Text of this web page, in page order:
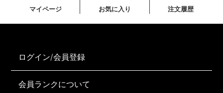
マイページ お気に入り 注文履歴
ログイン/会員登録
会員ランクについて